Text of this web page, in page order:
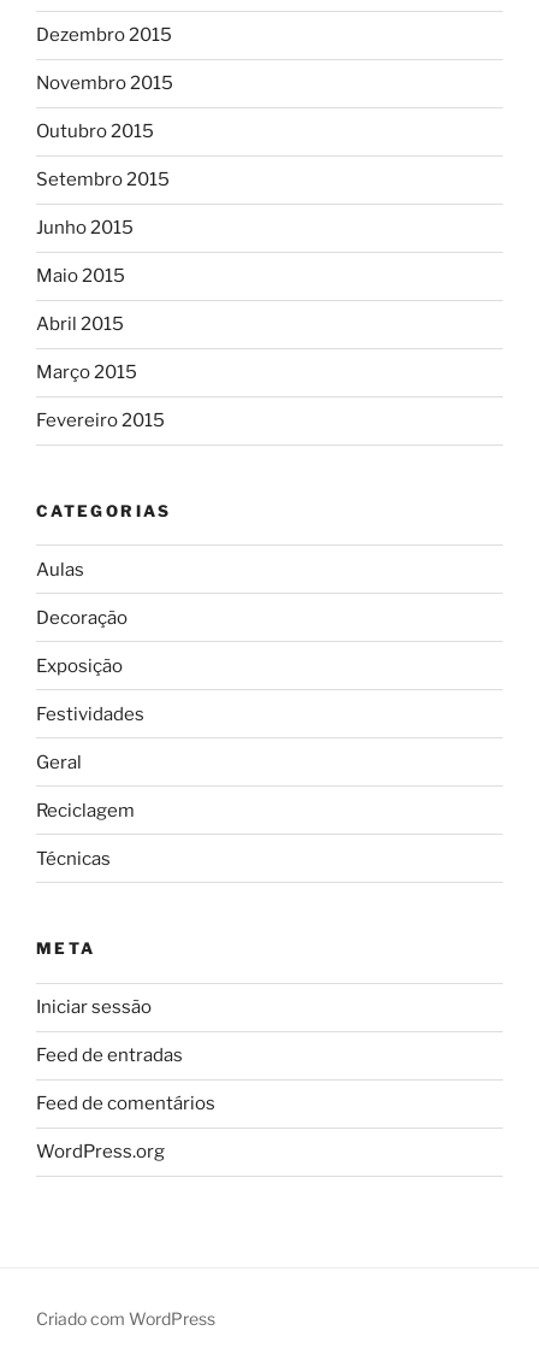
Dezembro 2015
Novembro 2015
Outubro 2015
Setembro 2015
Junho 2015
Maio 2015
Abril 2015
Março 2015
Fevereiro 2015
CATEGORIAS
Aulas
Decoração
Exposição
Festividades
Geral
Reciclagem
Técnicas
META
Iniciar sessão
Feed de entradas
Feed de comentários
WordPress.org
Criado com WordPress